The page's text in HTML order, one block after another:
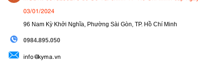
03/01/2024
96 Nam Kỳ Khởi Nghĩa, Phường Sài Gòn, TP. Hồ Chí Minh
0984.895.050
info@kyma.vn